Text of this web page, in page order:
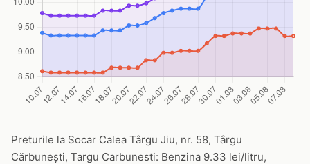
Preturile la Socar Calea Târgu Jiu, nr. 58, Târgu
Cărbunești, Targu Carbunesti: Benzina 9.33 lei/litru,